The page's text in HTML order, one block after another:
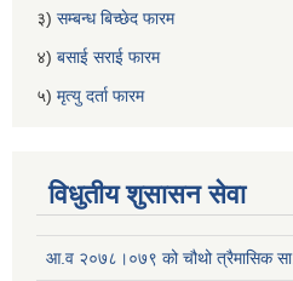
३) सम्बन्ध बिच्छेद फारम
४) बसाई सराई फारम
५) मृत्यु दर्ता फारम
विधुतीय शुसासन सेवा
आ.व २०७८।०७९ को चौथो त्रैमासिक